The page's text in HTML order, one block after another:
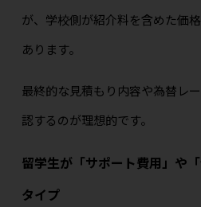
が、学校側が紹介料を含めた価
あります。
最終的な見積もり内容や為替レ
認するのが理想的です。
留学生が「サポート費用」や
タイプ